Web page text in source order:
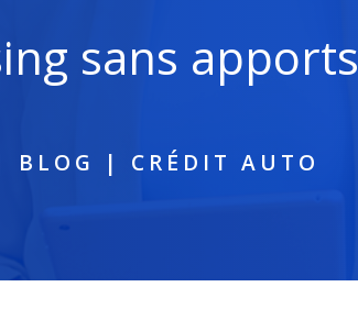
sans apports
BLOG | CRÉDIT AUTO